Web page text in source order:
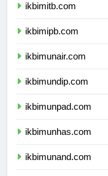
ikbimitb.com
ikbimipb.com
ikbimunair.com
ikbimundip.com
ikbimunpad.com
ikbimunhas.com
ikbimunand.com